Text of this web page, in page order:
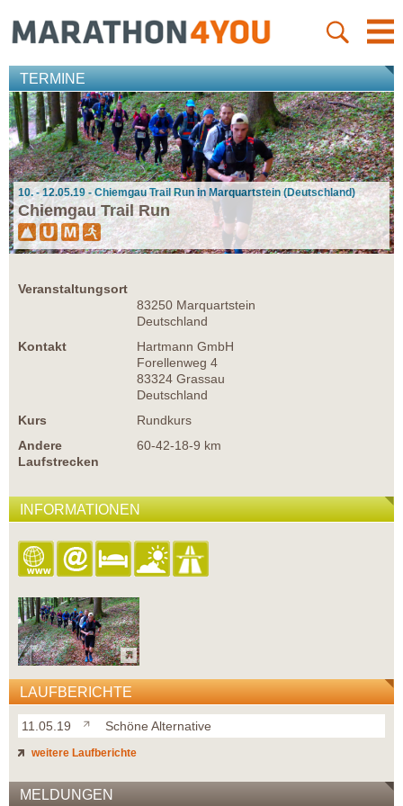
TERMINE
10. - 12.05.19 - Chiemgau Trail Run in Marquartstein (Deutschland)
Chiemgau Trail Run
Veranstaltungsort
83250 Marquartstein
Deutschland
Kontakt
Hartmann GmbH
Forellenweg 4
83324 Grassau
Deutschland
Kurs
Rundkurs
Andere
Laufstrecken
60-42-18-9 km
INFORMATIONEN
LAUFBERICHTE
11.05.19 Schöne Alternative
weitere Laufberichte
MELDUNGEN